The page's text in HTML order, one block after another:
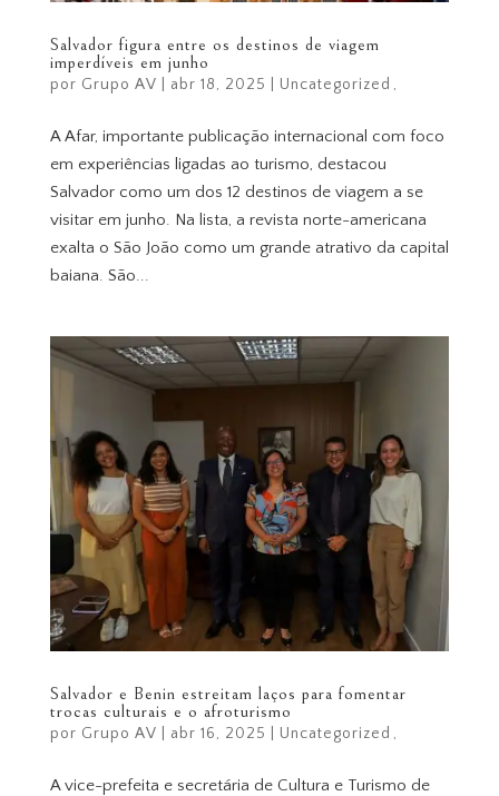
Salvador figura entre os destinos de viagem
imperdíveis em junho
por Grupo AV abr 18, 2025 Uncategorized
A Afar, importante publicação internacional com foco
em experiências ligadas ao turismo, destacou
Salvador como um dos 12 destinos de viagem a se
visitar em junho. Na lista, a revista norte-americana
exalta o São João como um grande atrativo da capital
baiana. São...
Salvador e Benin estreitam laços para fomentar
trocas culturais e o afroturismo
por Grupo AV abr 16, 2025 Uncategorized
A vice-prefeita e secretária de Cultura e Turismo de